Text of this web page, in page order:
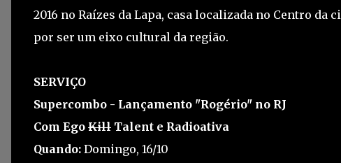
2016 no Raízes da Lapa, casa localizada no Centro da
por ser um eixo cultural da região.
SERVIÇO
Supercombo - Lançamento "Rogério" no RJ
Com Ego Kill Talent e Radioativa
Quando: Domingo, 16/10